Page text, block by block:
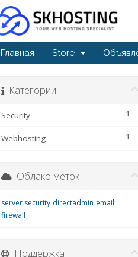
Главная Store
Категории
1
Security
1
Webhosting
Облако меток
server security directadmin email
firewall
Поддержка